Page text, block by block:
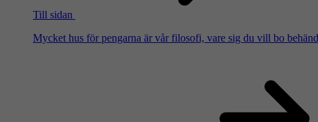
Till sidan
Mycket hus för pengarna är vår filosofi, vare sig du vill bo